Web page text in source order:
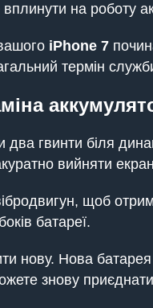
на роботу
iPhone 7
термін
гвинти біля
вийняти
щоб
батареї.
нову. Нова
знову